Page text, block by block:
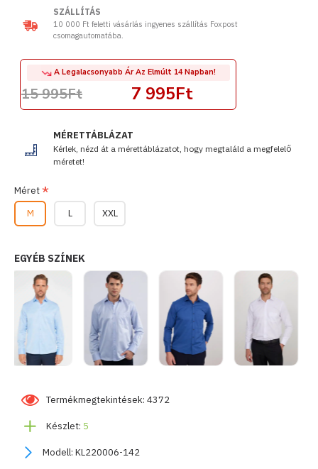
MÉRETTÁBLÁZAT
Kérlek, nézd át a mérettáblázatot, hogy megtaláld a megfelelő
méretet!
Készlet: 5
Modell: KL220006-142
Termékmegtekintések: 4372
7 995Ft
A Legalacsonyabb Ár Az Elmúlt 14 Napban!
15 995Ft
Méret
M
L XXL
EGYÉB SZÍNEK
SZÁLLÍTÁS
10 000 Ft feletti vásárlás ingyenes szállítás Foxpost
csomagautomatába.